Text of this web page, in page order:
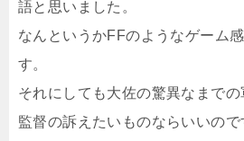
語と思いました。
なんというかFFのようなゲーム
す。
それにしても大佐の驚異なまでの
監督の訴えたいものならいいの